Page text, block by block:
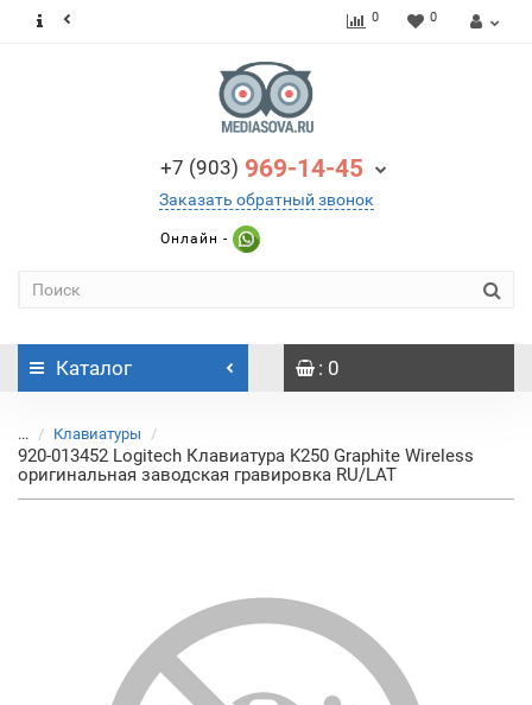
0 0
+7 (903) 969-14-45
Заказать обратный звонок
Онлайн -
Каталог : 0
... Клавиатуры
920-013452 Logitech Клавиатура K250 Graphite Wireless
оригинальная заводская гравировка RU/LAT